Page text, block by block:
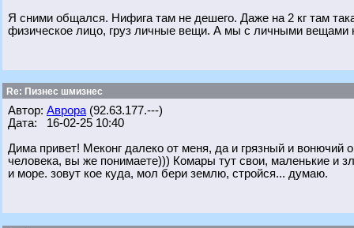
Я сними общался. Нифига там не дешего. Даже на 2 кг там
физическое лицо, груз личные вещи. А мы с личными вещами
Re: Пизнес шмизнес
Автор: Аврора (92.63.177.---)
Дата: 16-02-25 10:40
Дима привет! Меконг далеко от меня, да и грязный и
человека, вы же понимаете))) Комары тут свои, маленькие и
и море. зовут кое куда, мол бери землю, стройся... думаю.